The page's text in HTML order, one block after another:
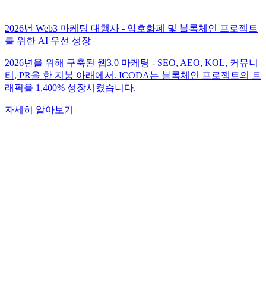
2026년 Web3 마케팅 대행사 - 암호화폐 및 블록체인 프로젝트
를 위한 AI 우선 성장
2026년을 위해 구축된 웹3.0 마케팅 - SEO, AEO, KOL, 커뮤니
티, PR을 한 지붕 아래에서. ICODA는 블록체인 프로젝트의 트
래픽을 1,400% 성장시켰습니다.
자세히 알아보기